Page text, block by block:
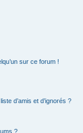
sur ce forum !
d’amis et d’ignorés ?
?